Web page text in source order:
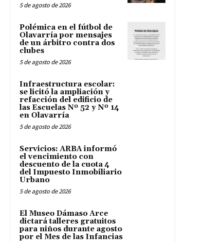
5 de agosto de 2026
Polémica en el fútbol de
Olavarría por mensajes
de un árbitro contra dos
clubes
5 de agosto de 2026
Infraestructura escolar:
se licitó la ampliación y
refacción del edificio de
las Escuelas Nº 52 y Nº 14
en Olavarría
5 de agosto de 2026
Servicios: ARBA informó
el vencimiento con
descuento de la cuota 4
del Impuesto Inmobiliario
Urbano
5 de agosto de 2026
El Museo Dámaso Arce
dictará talleres gratuitos
para niños durante agosto
por el Mes de las Infancias